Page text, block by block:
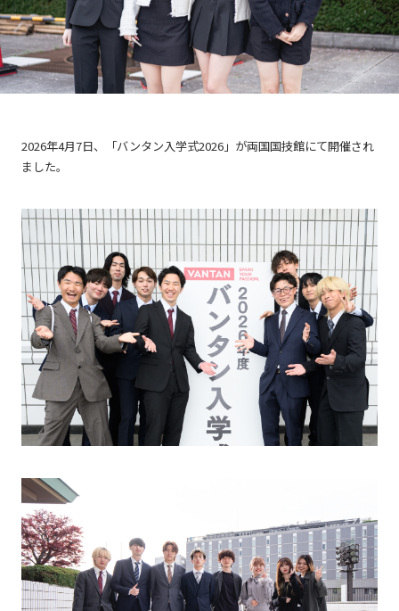
2026年4月7日、「バンタン入学式2026」が両国国技館にて開催され
ました。